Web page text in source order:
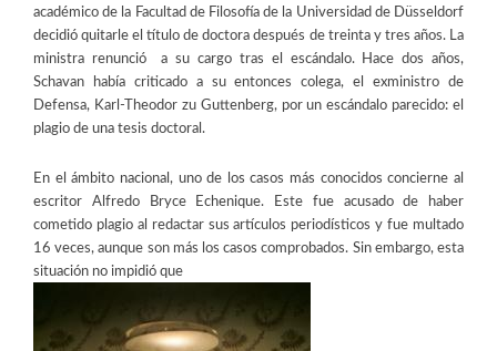
académico de la Facultad de Filosofía de la Universidad de Düsseldorf
decidió quitarle el título de doctora después de treinta y tres años. La
ministra renunció a su cargo tras el escándalo. Hace dos años,
Schavan había criticado a su entonces colega, el exministro de
Defensa, Karl-Theodor zu Guttenberg, por un escándalo parecido: el
plagio de una tesis doctoral.
En el ámbito nacional, uno de los casos más conocidos concierne al
escritor Alfredo Bryce Echenique. Este fue acusado de haber
cometido plagio al redactar sus artículos periodísticos y fue multado
16 veces, aunque son más los casos comprobados. Sin embargo, esta
situación no impidió que